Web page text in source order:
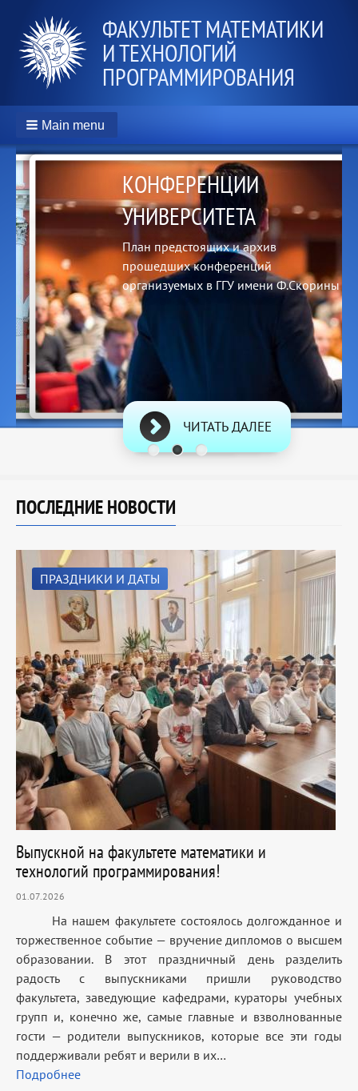
ФАКУЛЬТЕТ МАТЕМАТИКИ
И ТЕХНОЛОГИЙ
ПРОГРАММИРОВАНИЯ
Main menu
РЕПОЗИТОРИЙ ГГУ
ИМЕНИ Ф. СКОРИНЫ
Труды учёных университета,
методические пособия
преподавателей и периодические
издания вуза
ЧИТАТЬ ДАЛЕЕ
ПОСЛЕДНИЕ НОВОСТИ
ПРАЗДНИКИ И ДАТЫ
Выпускной на факультете математики и
технологий программирования!
01.07.2026
На нашем факультете состоялось долгожданное и
торжественное событие — вручение дипломов о высшем
образовании. В этот праздничный день разделить
радость с выпускниками пришли руководство
факультета, заведующие кафедрами, кураторы учебных
групп и, конечно же, самые главные и взволнованные
гости — родители выпускников, которые все эти годы
поддерживали ребят и верили в их…
Подробнее